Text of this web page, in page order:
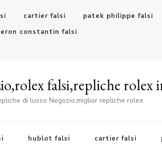
cartier falsi patek philippe falsi
constantin falsi
falsi,repliche rolex
di lusso Negozio,miglior repliche rolex
hublot falsi cartier falsi